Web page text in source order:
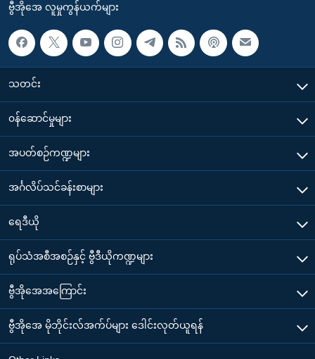
ဗွီအိုအေ လူမှုကွန်ယက်များ
သတင်း
၀န်ဆောင်မှုများ
အပတ်စဉ်ကဏ္ဍများ
အင်္ဂလိပ်သင်ခန်းစာများ
ရေဒီယို
ရုပ်သံအစီအစဉ်နှင့် ဗွီဒီယိုကဏ္ဍများ
ဗွီအိုအေအကြောင်း
ဗွီအိုအေ မိုဘိုင်းလ်အက်ပ်များ ဒေါင်းလုတ်ယူရန်